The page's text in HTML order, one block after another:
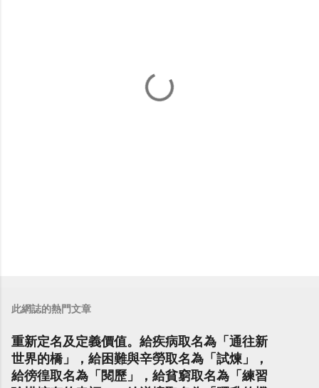
此網誌的熱門文章
重新定名及定義價值。給疾病取名為「通往新
世界的橋」，給困難與辛勞取名為「試煉」，
給徬徨取名為「閱歷」，給貧窮取名為「練習